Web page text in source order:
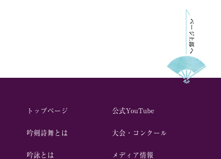
トップページ
吟剣詩舞とは
吟詠とは
公式YouTube
⼤会・コンクール
メディア情報